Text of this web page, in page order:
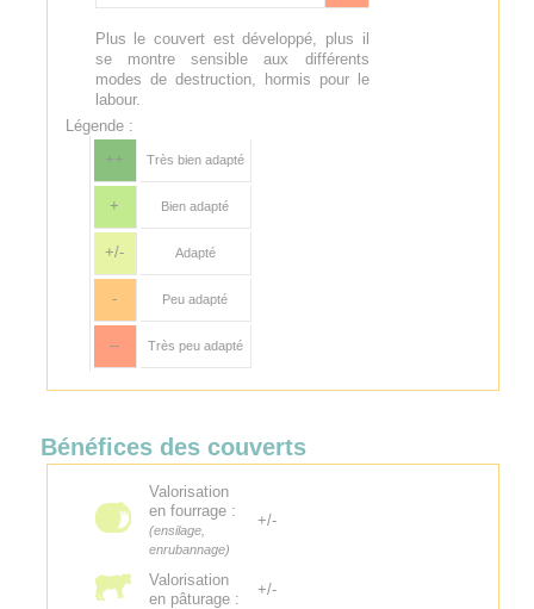
Plus le couvert est développé, plus il
se montre sensible aux différents
modes de destruction, hormis pour le
labour.
Légende :
++
Très bien adapté
+ Bien adapté
+/- Adapté
- Peu adapté
-- Très peu adapté
Bénéfices des couverts
Valorisation
en fourrage :
(ensilage,
enrubannage)
+/-
Valorisation
en pâturage :
+/-